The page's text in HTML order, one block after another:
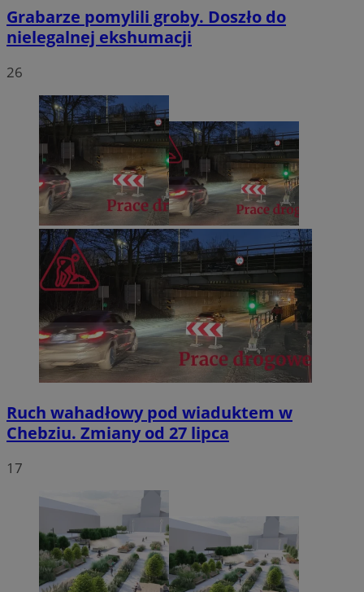
Grabarze pomylili groby. Doszło do
nielegalnej ekshumacji
26
Ruch wahadłowy pod wiaduktem w
Chebziu. Zmiany od 27 lipca
17